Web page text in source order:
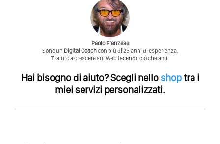
Paolo Franzese
Sono un Digital Coachcon piú di 25 anni di esperienza.
Ti aiuto a crescere sul Web facendo ció che ami.
Hai bisogno di aiuto?Scegli nello shoptra i
miei servizi personalizzati.